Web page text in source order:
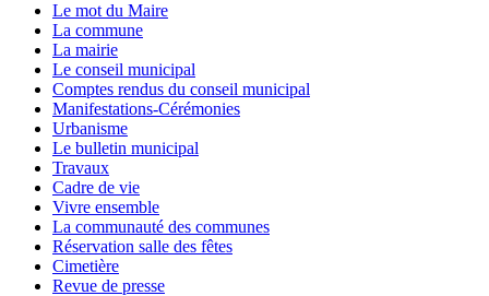
Le mot du Maire
La commune
La mairie
Le conseil municipal
Comptes rendus du conseil municipal
Manifestations-Cérémonies
Urbanisme
Le bulletin municipal
Travaux
Cadre de vie
Vivre ensemble
La communauté des communes
Réservation salle des fêtes
Cimetière
Revue de presse